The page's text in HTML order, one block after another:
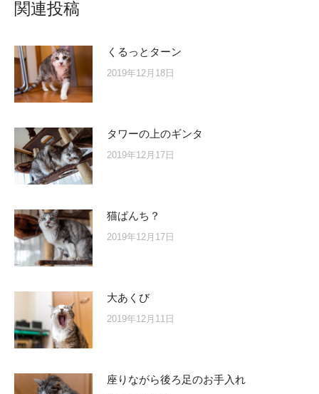
関連投稿
くるっとターン
2019年12月18日
タワーの上のギンタ
2019年12月17日
猫ぱんち？
2019年12月17日
大あくび
2019年12月11日
座りながら後ろ足のお手入れ